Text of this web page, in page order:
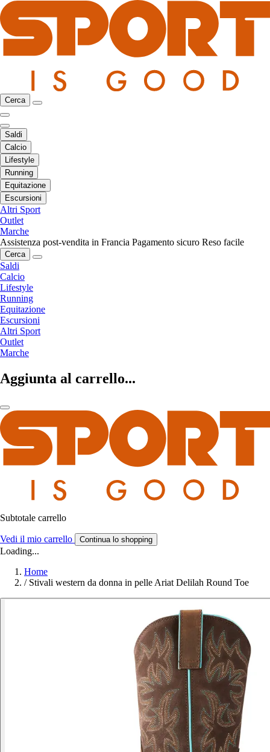
Cerca
Saldi
Calcio
Lifestyle
Running
Equitazione
Escursioni
Altri Sport
Outlet
Marche
Assistenza post-vendita in Francia Pagamento sicuro Reso facile
Cerca
Saldi
Calcio
Lifestyle
Running
Equitazione
Escursioni
Altri Sport
Outlet
Marche
Aggiunta al carrello...
Subtotale carrello
Vedi il mio carrello Continua lo shopping
Loading...
Home
/ Stivali western da donna in pelle Ariat Delilah Round Toe